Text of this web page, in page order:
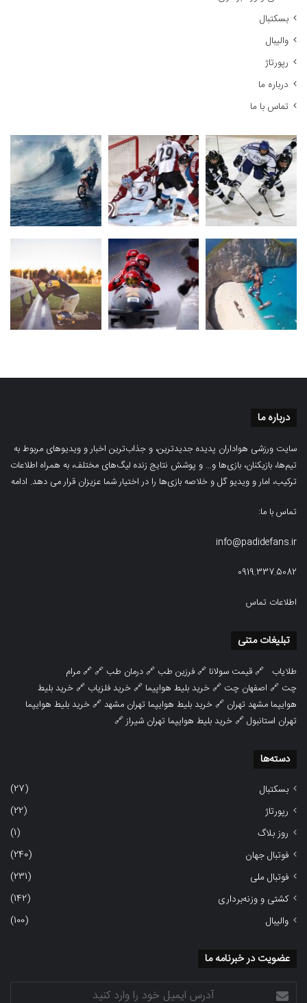
بسکتبال
والیبال
رپورتاژ
درباره ما
تماس با ما
درباره ما
سایت ورزشی هواداران پدیده جدیدترین، و جذاب‌ترین اخبار و ویدیوهای مربوط به
تیم‌ها، بازیکنان، بازی‌ها و… و پوشش نتایج زنده لیگ‌های مختلف، به همراه اطلاعات
ترکیب، امار و ویدیو‌‌ گل‌ و خلاصه بازی‌ها را در اختیار شما عزیزان قرار می دهد. ادامه
تماس با ما:
info@padidefans.ir
0919.337.5082
اطلاعات تماس
تبلیغات متنی
طلایاب 🔗قیمت سولانا 🔗فرزین طب 🔗درمان طب 🔗 🔗مرام
چت 🔗 اصفهان چت 🔗خرید بلیط هواپیما 🔗خرید فلزیاب 🔗خرید بلیط
هوایپما مشهد تهران 🔗خرید بلیط هوایپما تهران مشهد🔗خرید بلیط هوایپما
تهران استانبول🔗خرید بلیط هوایپما تهران شیراز🔗
دسته‌ها
بسکتبال
(27)
رپورتاژ
(22)
روز بلاگ
(1)
فوتبال جهان
(240)
فوتبال ملی
(231)
کشتی و وزنه‌برداری
(142)
والیبال
(100)
عضویت در خبرنامه ما
آدرس